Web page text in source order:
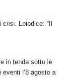
Loiodice: “Il
in tenda sotto le
l’8 agosto a